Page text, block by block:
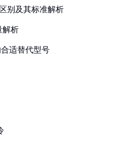
别及其标准解析
解析
合适替代型号